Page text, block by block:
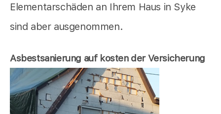
Elementarschäden an Ihrem Haus in Syke
sind aber ausgenommen.
Asbestsanierung auf kosten der Versicherung